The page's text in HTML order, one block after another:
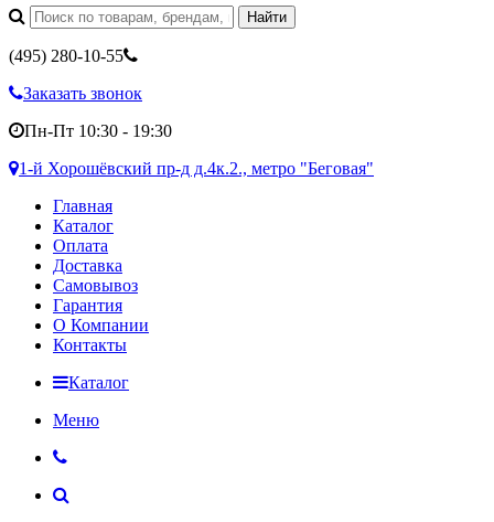
(495) 280-10-55
Заказать звонок
Пн-Пт 10:30 - 19:30
1-й Хорошёвский пр-д д.4к.2., метро "Беговая"
Главная
Каталог
Оплата
Доставка
Самовывоз
Гарантия
О Компании
Контакты
Каталог
Меню